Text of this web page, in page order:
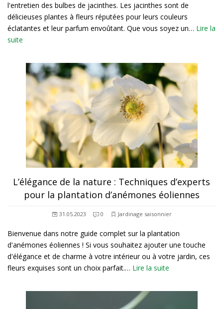
l'entretien des bulbes de jacinthes. Les jacinthes sont de
délicieuses plantes à fleurs réputées pour leurs couleurs
éclatantes et leur parfum envoûtant. Que vous soyez un… Lire la
suite
L’élégance de la nature : Techniques d’experts
pour la plantation d’anémones éoliennes
31.05.2023 0 Jardinage saisonnier
Bienvenue dans notre guide complet sur la plantation
d'anémones éoliennes ! Si vous souhaitez ajouter une touche
d'élégance et de charme à votre intérieur ou à votre jardin, ces
fleurs exquises sont un choix parfait.… Lire la suite